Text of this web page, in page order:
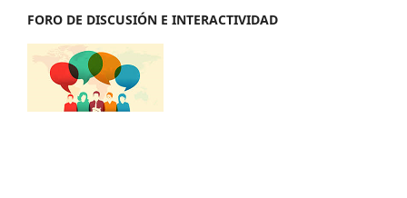
FORO DE DISCUSIÓN E INTERACTIVIDAD